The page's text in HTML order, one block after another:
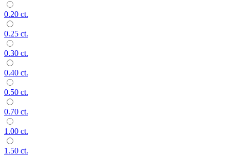
0.20 ct.
0.25 ct.
0.30 ct.
0.40 ct.
0.50 ct.
0.70 ct.
1.00 ct.
1.50 ct.